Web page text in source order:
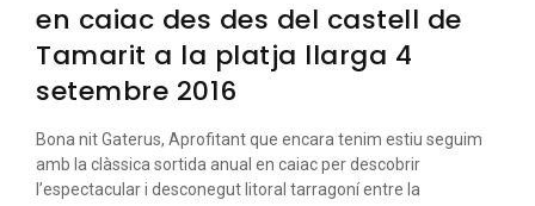
en caiac des des del castell de
Tamarit a la platja llarga 4
setembre 2016
Bona nit Gaterus, Aprofitant que encara tenim estiu seguim
amb la clàssica sortida anual en caiac per descobrir
l’espectacular i desconegut litoral tarragoní entre la